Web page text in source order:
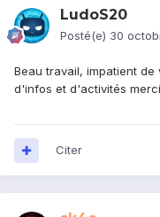
LudoS20
Posté(e) 30
Beau travail, impatient
d'infos et d'activités
Citer